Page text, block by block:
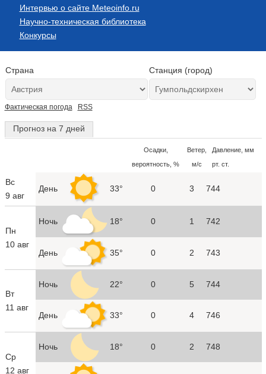
Интервью о сайте Meteoinfo.ru
Научно-техническая библиотека
Конкурсы
Страна Станция (город)
Фактическая погода RSS
Прогноз на 7 дней
Осадки,
вероятность, %
Ветер,
м/с
Давление, мм
рт. ст.
Вс
9 авг
День 33° 0 3 744
Пн
10 авг
Ночь 18° 0 1 742
День 35° 0 2 743
Вт
11 авг
Ночь 22° 0 5 744
День 33° 0 4 746
Ср
12 авг
Ночь 18° 0 2 748